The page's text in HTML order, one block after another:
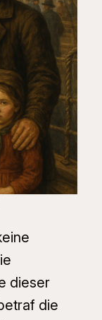
dieser
die